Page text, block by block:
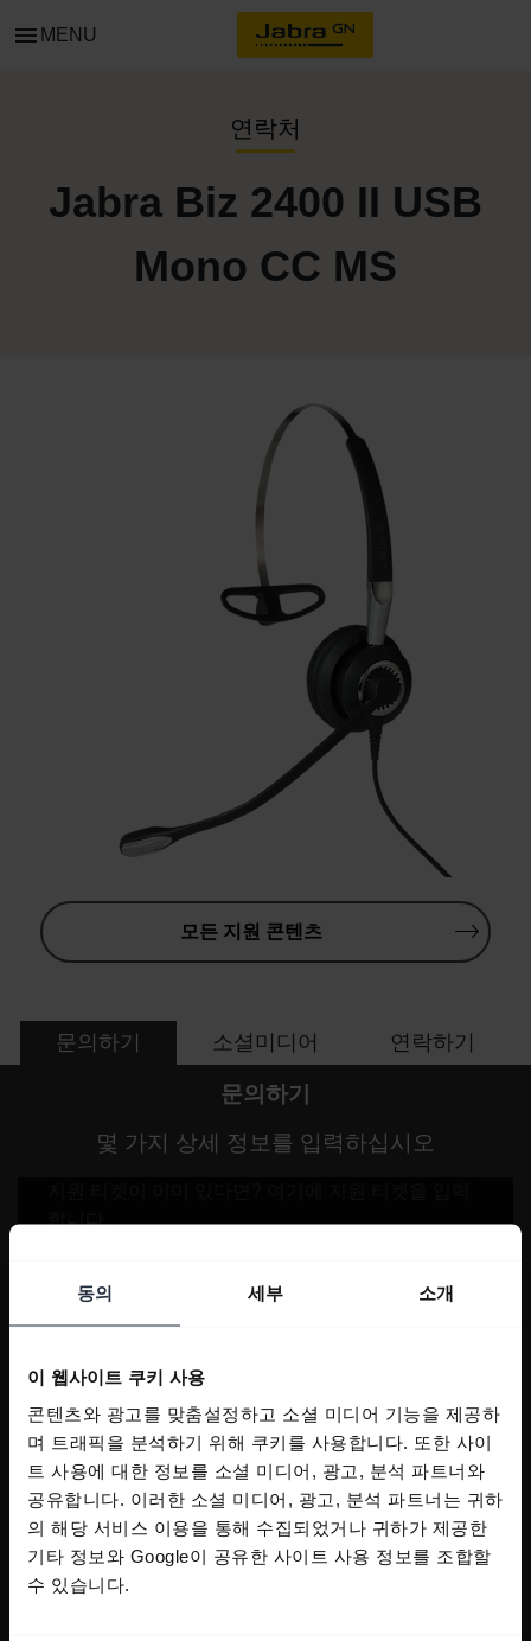
동의 세부 소개
이 웹사이트 쿠키 사용
콘텐츠와 광고를 맞춤설정하고 소셜 미디어 기능을 제공하
며 트래픽을 분석하기 위해 쿠키를 사용합니다. 또한 사이
트 사용에 대한 정보를 소셜 미디어, 광고, 분석 파트너와
공유합니다. 이러한 소셜 미디어, 광고, 분석 파트너는 귀하
의 해당 서비스 이용을 통해 수집되었거나 귀하가 제공한
기타 정보와 Google이 공유한 사이트 사용 정보를 조합할
수 있습니다.
menu MENU
연락처
Jabra Biz 2400 II USB
Mono CC MS
모든 지원 콘텐츠
문의하기 소셜미디어 연락하기
문의하기
몇 가지 상세 정보를 입력하십시오